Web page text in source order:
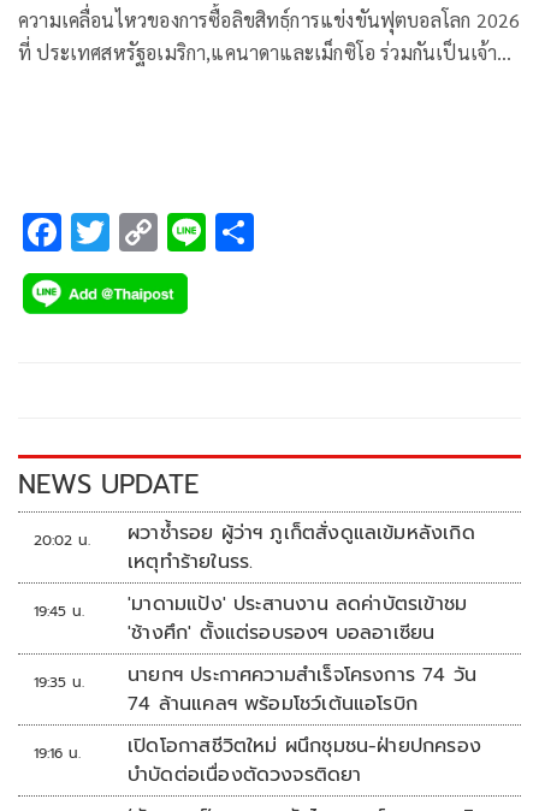
ความเคลื่อนไหวของการซื้อลิขสิทธฺ์การแข่งขันฟุตบอลโลก 2026
ที่ ประเทศสหรัฐอเมริกา,แคนาดาและเม็กซิโอ ร่วมกันเป็นเจ้า
ถ่ายทอดสด โดยยังไม่มีความแน่ชัดว่าจะซื้อลิขสิทธิ์ถ่ายทอดสด
หรือไม่นั้น
F
ac
e
k
T
wi
tt
C
o
p
k
Li
NEWS UPDATE
20:02 น.
ผวาซ้ำรอย ผู้ว่าฯ ภูเก็ตสั่งดูแลเข้มหลังเกิด
เหตุทำร้ายในรร.
19:45 น.
'มาดามแป้ง' ประสานงาน ลดค่าบัตรเข้าชม
'ช้างศึก' ตั้งแต่รอบรองฯ บอลอาเซียน
19:35 น.
นายกฯ ประกาศความสำเร็จโครงการ 74 วัน
74 ล้านแคลฯ พร้อมโชว์เต้นแอโรบิก
19:16 น.
เปิดโอกาสชีวิตใหม่ ผนึกชุมชน-ฝ่ายปกครอง
บำบัดต่อเนื่องตัดวงจรติดยา